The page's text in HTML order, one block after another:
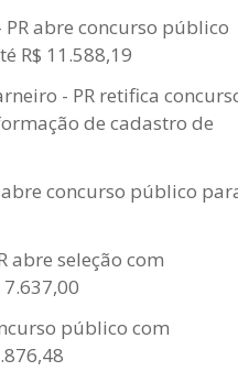
abre concurso público
R$ 11.588,19
- PR retifica
de cadastro de
abre concurso público
abre seleção com
público com